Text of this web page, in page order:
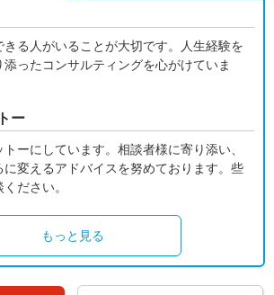
る人がいることが大切です。人生経験を
ったコンサルティングを心がけていま
ー
ーにしています。相談者様に寄り添い、
に変えるアドバイスを努めております。些
ださい。
もっと見る